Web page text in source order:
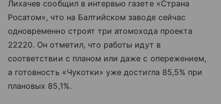
Лихачев сообщил в интервью газете «Страна
Росатом», что на Балтийском заводе сейчас
одновременно строят три атомохода проекта
22220. Он отметил, что работы идут в
соответствии с планом или даже с опережением,
а готовность «Чукотки» уже достигла 85,5% при
плановых 85,1%.